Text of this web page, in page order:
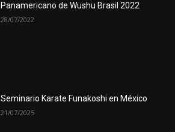
Panamericano de Wushu Brasil 2022
28/07/2022
Seminario Karate Funakoshi en México
21/07/2025